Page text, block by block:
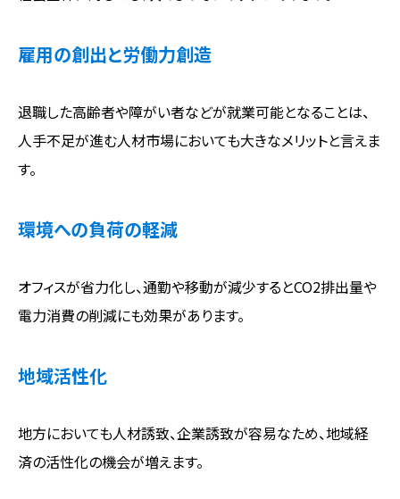
雇用の創出と労働力創造
退職した高齢者や障がい者などが就業可能となることは、
人手不足が進む人材市場においても大きなメリットと言えま
す。
環境への負荷の軽減
オフィスが省力化し、通勤や移動が減少するとCO2排出量や
電力消費の削減にも効果があります。
地域活性化
地方においても人材誘致、企業誘致が容易なため、地域経
済の活性化の機会が増えます。